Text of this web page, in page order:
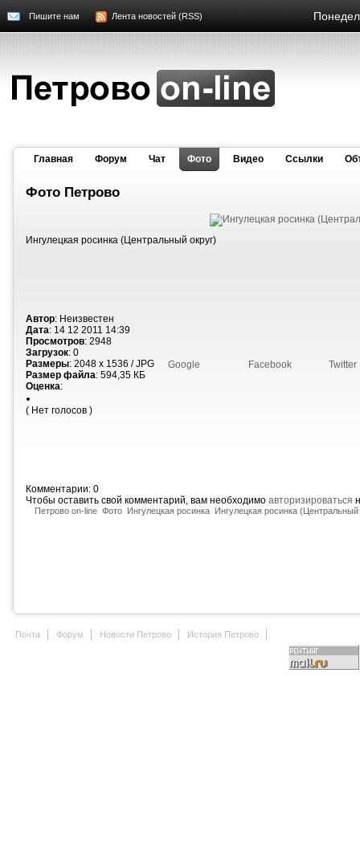
Пишите нам Лента новостей (RSS)
Главная Форум Чат Фото Видео Cсылки
Фото Петрово
Ингулецкая росинка (Центральный округ)
Автор: Неизвестен
Дата: 14 12 2011 14:39
Просмотров: 2948
Загрузок: 0
Размеры: 2048 x 1536 / JPG
Размер файла: 594,35 КБ
Оценка:
( Нет голосов )
Google Facebook Twitter
Комментарии: 0
Чтобы оставить свой комментарий, вам необходимо авторизироваться
Петрово on-line Фото Ингулецкая росинка Ингулецкая росинка (Центральный
Почта Форум Новости Петрово История Петрово